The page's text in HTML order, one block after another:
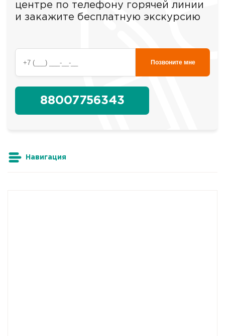
центре по телефону горячей линии
и закажите бесплатную экскурсию
88007756343
Позвоните мне
Навигация